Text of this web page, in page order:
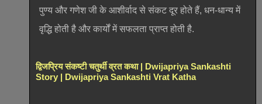
पुण्य और गणेश जी के आशीर्वाद से संकट दूर होते हैं, धन-धान्य में
वृद्धि होती है और कार्यों में सफलता प्राप्त होती है.
द्विजप्रिय संकष्टी चतुर्थी व्रत कथा | Dwijapriya Sankashti
Story | Dwijapriya Sankashti Vrat Katha